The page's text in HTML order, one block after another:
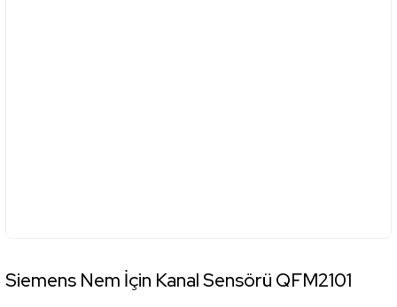
Siemens Nem İçin Kanal Sensörü QFM2101